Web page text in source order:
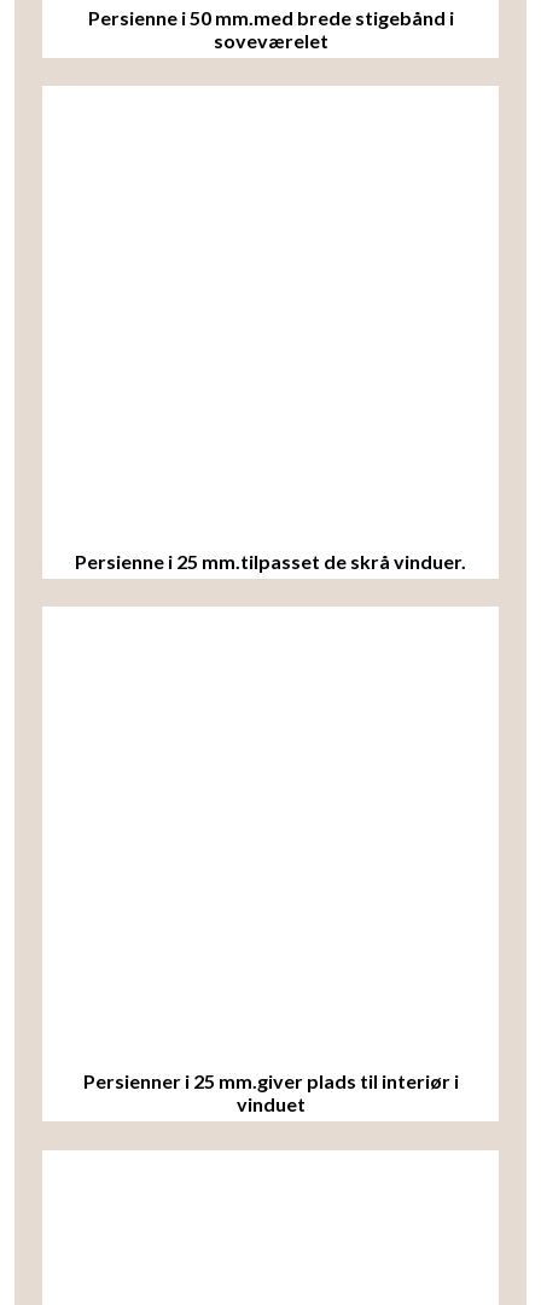
Persienne i 50 mm.med brede stigebånd i
soveværelet
Persienne i 25 mm.tilpasset de skrå vinduer.
Persienner i 25 mm.giver plads til interiør i
vinduet